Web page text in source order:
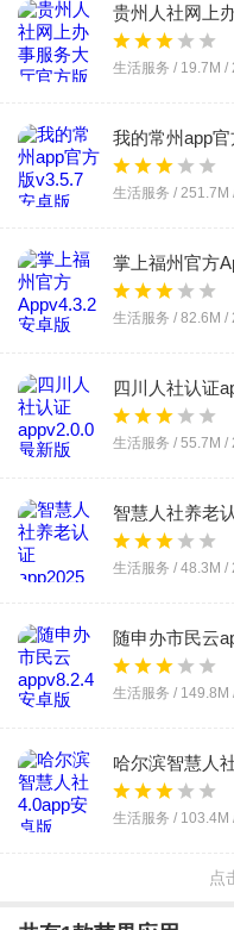
贵州人社网上
最新版
生活服务 / 19.7M /
我的常州app
生活服务 / 251.7M
掌上福州官方
生活服务 / 82.6M /
四川人社认证
生活服务 / 55.7M /
智慧人社养老
卓版
生活服务 / 48.3M /
随申办市民云
生活服务 / 149.8M
哈尔滨智慧人
版
生活服务 / 103.4M
穗好办手机客点